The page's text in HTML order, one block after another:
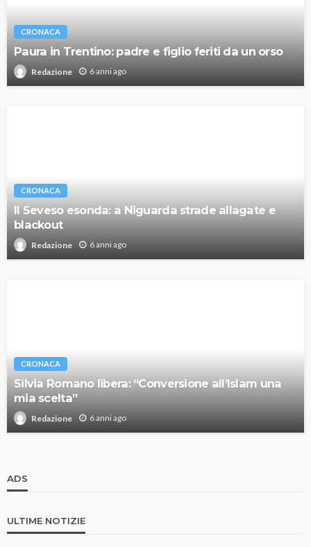
CRONACA
Paura in Trentino: padre e figlio feriti da un orso
Redazione 6 anni ago
CRONACA
Il Seveso esonda: a Niguarda strade allagate e
blackout
Redazione 6 anni ago
CRONACA
Silvia Romano libera: “Conversione all’Islam una
mia scelta”
Redazione 6 anni ago
ADS
ULTIME NOTIZIE